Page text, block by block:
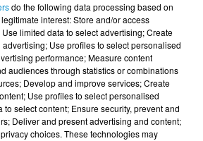
do the following data processing based on
interest: Store and/or access
limited data to select advertising; Create
Use profiles to select personalised
performance; Measure content
audiences through statistics or combinations
Develop and improve services; Create
Use profiles to select personalised
to select content; Ensure security, prevent and
Deliver and present advertising and content;
choices. These technologies may